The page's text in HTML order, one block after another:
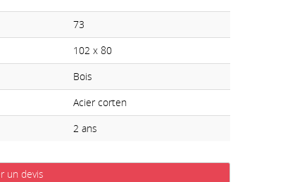
73
102 x 80
Bois
Acier corten
2 ans
un devis